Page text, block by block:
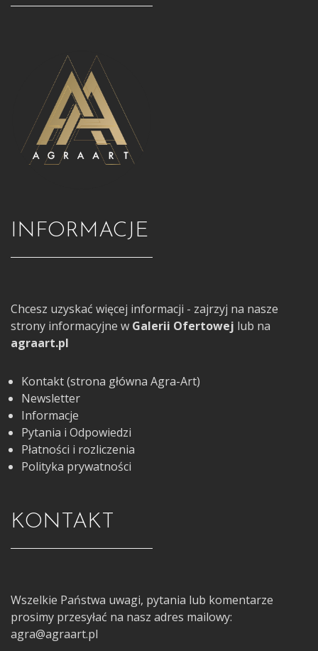
INFORMACJE
Chcesz uzyskać więcej informacji - zajrzyj na nasze
strony informacyjne w Galerii Ofertowej lub na
agraart.pl
Kontakt (strona główna Agra-Art)
Newsletter
Informacje
Pytania i Odpowiedzi
Płatności i rozliczenia
Polityka prywatności
KONTAKT
Wszelkie Państwa uwagi, pytania lub komentarze
prosimy przesyłać na nasz adres mailowy:
agra@agraart.pl